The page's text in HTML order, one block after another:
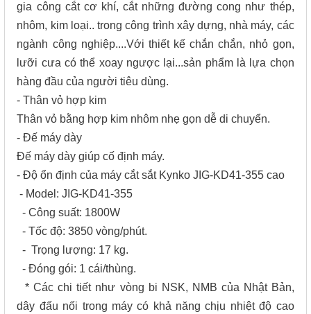
gia công cắt cơ khí, cắt những đường cong như thép,
nhôm, kim loại.. trong công trình xây dựng, nhà máy, các
ngành công nghiệp....Với thiết kế chắn chắn, nhỏ gọn,
lưỡi cưa có thể xoay ngược lại...sản phẩm là lựa chọn
hàng đầu của người tiêu dùng.
- Thân vỏ hợp kim
Thân vỏ bằng hợp kim nhôm nhẹ gọn dễ di chuyển.
- Đế máy dày
Đế máy dày giúp cố định máy.
- Độ ổn định của máy cắt sắt Kynko JIG-KD41-355 cao
- Model: JIG-KD41-355
- Công suất: 1800W
- Tốc độ: 3850 vòng/phút.
- Trọng lượng: 17 kg.
- Đóng gói: 1 cái/thùng.
* Các chi tiết như vòng bi NSK, NMB của Nhật Bản,
dây đấu nối trong máy có khả năng chịu nhiệt độ cao